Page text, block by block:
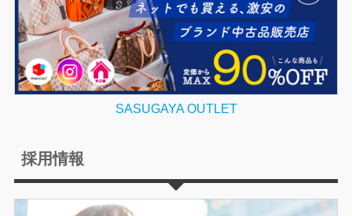
SASUGAYA OUTLET
採用情報